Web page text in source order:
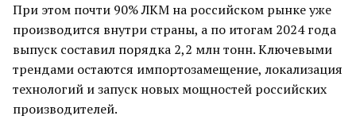
При этом почти 90% ЛКМ на российском рынке уже
производится внутри страны, а по итогам 2024 года
выпуск составил порядка 2,2 млн тонн. Ключевыми
трендами остаются импортозамещение, локализация
технологий и запуск новых мощностей российских
производителей.